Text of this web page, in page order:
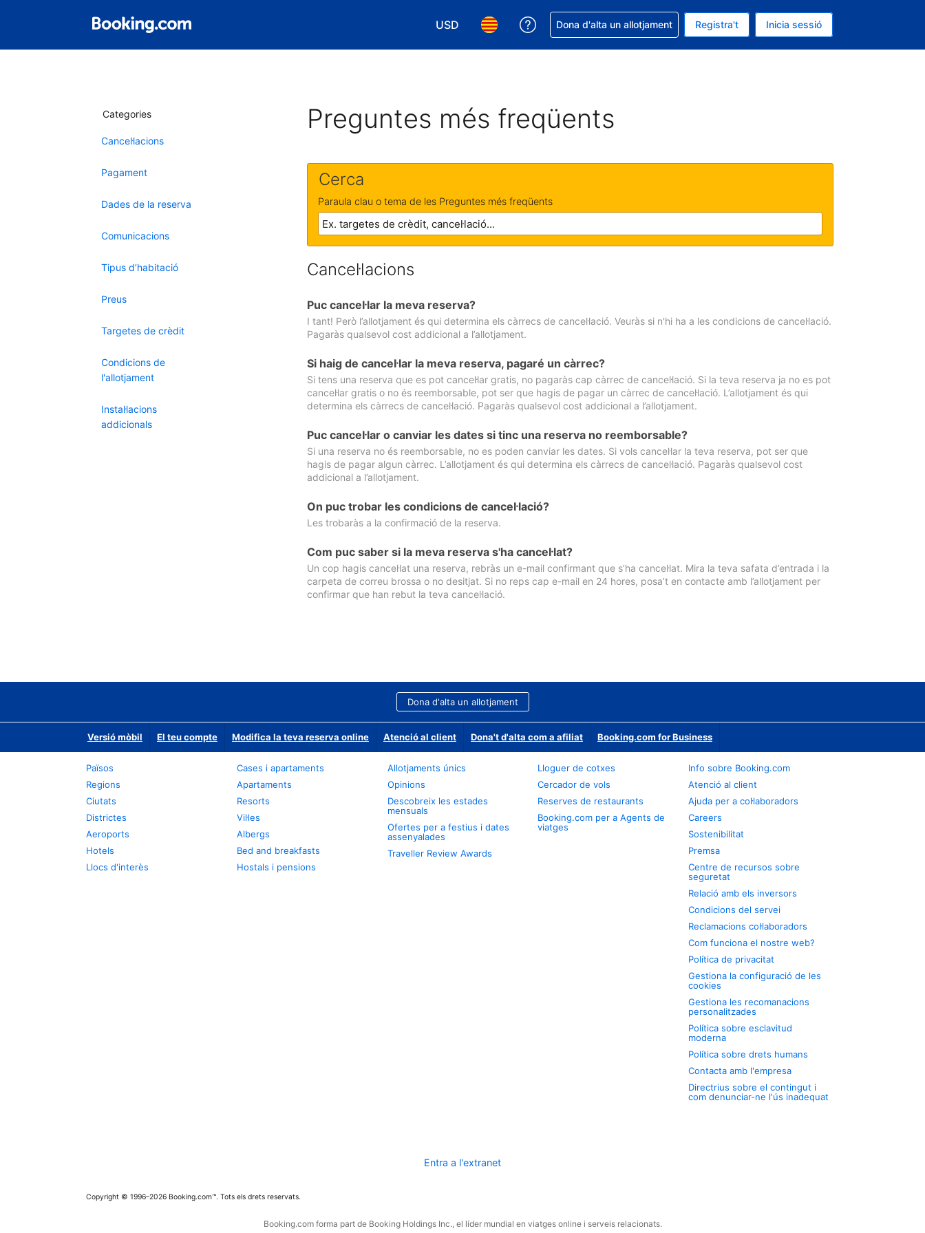
USD
Tria la moneda. La moneda actual és Dòlar dels Estats Units
Tria l'idioma. L'idioma actual és Català
Rep ajuda amb la reserva
Dona d'alta un allotjament Registra't Inicia sessió
Categories
Cancel·lacions
Pagament
Dades de la reserva
Comunicacions
Tipus d’habitació
Preus
Targetes de crèdit
Condicions de
l'allotjament
Instal·lacions
addicionals
Preguntes més freqüents
Cerca
Paraula clau o tema de les Preguntes més freqüents
Cancel·lacions
Puc cancel·lar la meva reserva?
I tant! Però l’allotjament és qui determina els càrrecs de cancel·lació. Veuràs si n'hi ha a les condicions de cancel·lació.
Pagaràs qualsevol cost addicional a l’allotjament.
Si haig de cancel·lar la meva reserva, pagaré un càrrec?
Si tens una reserva que es pot cancel·lar gratis, no pagaràs cap càrrec de cancel·lació. Si la teva reserva ja no es pot
cancel·lar gratis o no és reemborsable, pot ser que hagis de pagar un càrrec de cancel·lació. L’allotjament és qui
determina els càrrecs de cancel·lació. Pagaràs qualsevol cost addicional a l’allotjament.
Puc cancel·lar o canviar les dates si tinc una reserva no reemborsable?
Si una reserva no és reemborsable, no es poden canviar les dates. Si vols cancel·lar la teva reserva, pot ser que
hagis de pagar algun càrrec. L’allotjament és qui determina els càrrecs de cancel·lació. Pagaràs qualsevol cost
addicional a l’allotjament.
On puc trobar les condicions de cancel·lació?
Les trobaràs a la confirmació de la reserva.
Com puc saber si la meva reserva s'ha cancel·lat?
Un cop hagis cancel·lat una reserva, rebràs un e-mail confirmant que s’ha cancel·lat. Mira la teva safata d’entrada i la
carpeta de correu brossa o no desitjat. Si no reps cap e-mail en 24 hores, posa’t en contacte amb l’allotjament per
confirmar que han rebut la teva cancel·lació.
Dona d'alta un allotjament
Versió mòbil El teu compte Modifica la teva reserva online Atenció al client Dona't d'alta com a afiliat Booking.com for Business
Països
Regions
Ciutats
Districtes
Aeroports
Hotels
Llocs d'interès
Cases i apartaments
Apartaments
Resorts
Vil·les
Albergs
Bed and breakfasts
Hostals i pensions
Allotjaments únics
Opinions
Descobreix les estades
mensuals
Ofertes per a festius i dates
assenyalades
Traveller Review Awards
Lloguer de cotxes
Cercador de vols
Reserves de restaurants
Booking.com per a Agents de
viatges
Info sobre Booking.com
Atenció al client
Ajuda per a col·laboradors
Careers
Sostenibilitat
Premsa
Centre de recursos sobre
seguretat
Relació amb els inversors
Condicions del servei
Reclamacions col·laboradors
Com funciona el nostre web?
Política de privacitat
Gestiona la configuració de les
cookies
Gestiona les recomanacions
personalitzades
Política sobre esclavitud
moderna
Política sobre drets humans
Contacta amb l'empresa
Directrius sobre el contingut i
com denunciar-ne l'ús inadequat
Entra a l'extranet
Copyright © 1996–2026 Booking.com™. Tots els drets reservats.
Booking.com forma part de Booking Holdings Inc., el líder mundial en viatges online i serveis relacionats.